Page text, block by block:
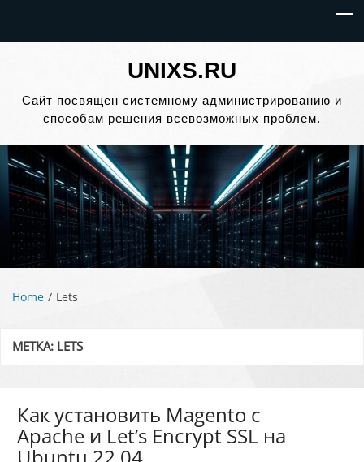
UNIXS.RU
Сайт посвящен системному администрированию и
способам решения всевозможных проблем.
Home Lets
МЕТКА: LETS
Как установить Magento с
Apache и Let’s Encrypt SSL на